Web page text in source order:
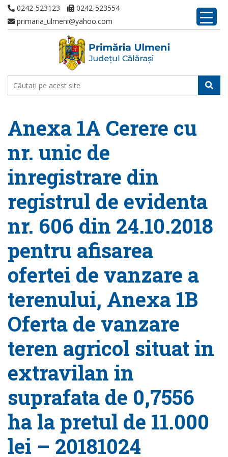
0242-523123
0242-523554
primaria_ulmeni@yahoo.com
Anexa 1A Cerere cu
nr. unic de
inregistrare din
registrul de evidenta
nr. 606 din 24.10.2018
pentru afisarea
ofertei de vanzare a
terenului, Anexa 1B
Oferta de vanzare
teren agricol situat in
extravilan in
suprafata de 0,7556
ha la pretul de 11.000
lei – 20181024